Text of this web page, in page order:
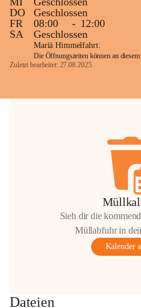
Wir bitten daher die umliegende
Bevölkerung um Verständnis.
Glück Auf!
GmbH
anrainer-service@omv.com
Bei Fragen, Anliegen oder
Wartungsarbeiten
DO
Geschlossen
FR
08:00 - 12:00
SA
Geschlossen
Mariä Himmelfahrt:
Die Öffnungszeiten können an
Zuletzt bearbeitet: 27.08.2025
Sieh dir die
Müllabfuhr in
Kalender
Dateien